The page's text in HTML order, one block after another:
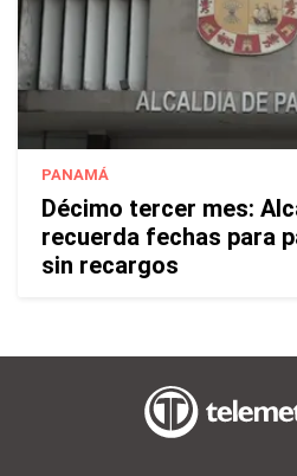
PANAMÁ
Décimo tercer mes:
recuerda fechas para
sin recargos